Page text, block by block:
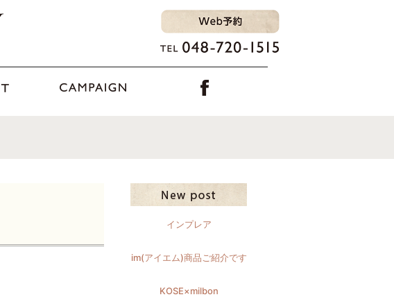
インプレア
im(アイエム)商品ご紹介です
KOSE×milbon